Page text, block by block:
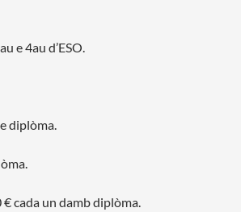
e 4au d’ESO.
diplòma.
€ cada un damb diplòma.